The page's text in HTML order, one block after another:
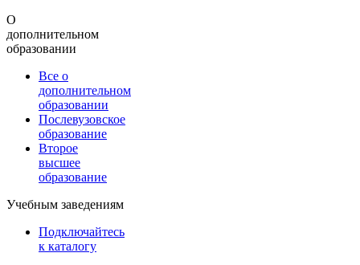
О
дополнительном
образовании
Все о
дополнительном
образовании
Послевузовское
образование
Второе
высшее
образование
Учебным заведениям
Подключайтесь
к каталогу